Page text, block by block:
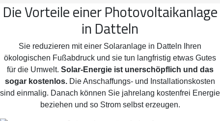
Die Vorteile einer Photovoltaikanlage
in Datteln
Sie reduzieren mit einer Solaranlage in Datteln Ihren
ökologischen Fußabdruck und sie tun langfristig etwas Gutes
für die Umwelt. Solar-Energie ist unerschöpflich und das
sogar kostenlos. Die Anschaffungs- und Installationskosten
sind einmalig. Danach können Sie jahrelang kostenfrei Energie
beziehen und so Strom selbst erzeugen.